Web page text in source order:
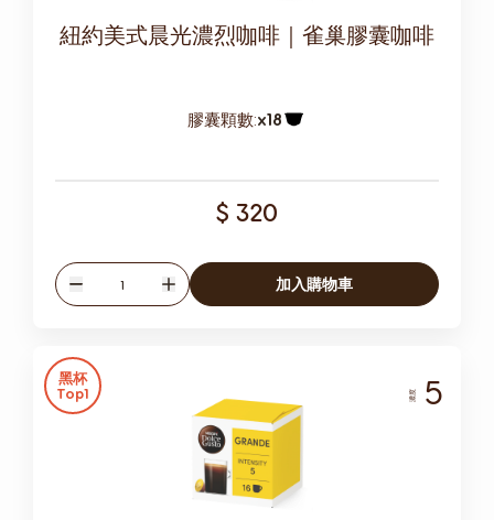
紐約美式晨光濃烈咖啡｜雀巢膠囊咖啡
膠囊顆數:x18
$ 320
數量
增加
加入購物車
黑杯
Top1
濃度 5